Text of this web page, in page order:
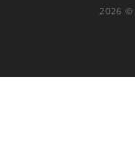
2026 ©